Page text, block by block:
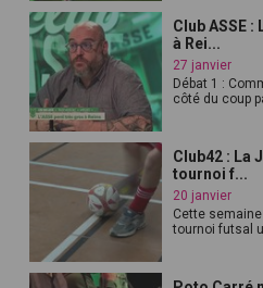
Club ASSE
à Rei...
27 janvier
Débat 1 :
côté du coup
Club42 : La
tournoi f...
20 janvier
Cette
tournoi futsal